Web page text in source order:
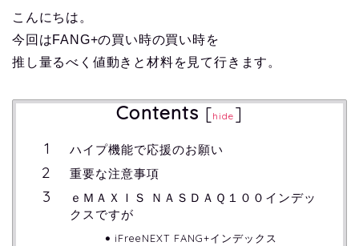
こんにちは。
今回はFANG+の買い時の買い時を
推し量るべく値動きと材料を見て行きます。
Contents [hide ]
ハイプ機能で応援のお願い
重要な注意事項
ｅＭＡＸＩＳ ＮＡＳＤＡＱ１００インデッ
クスですが
iFreeNEXT FANG+インデックス